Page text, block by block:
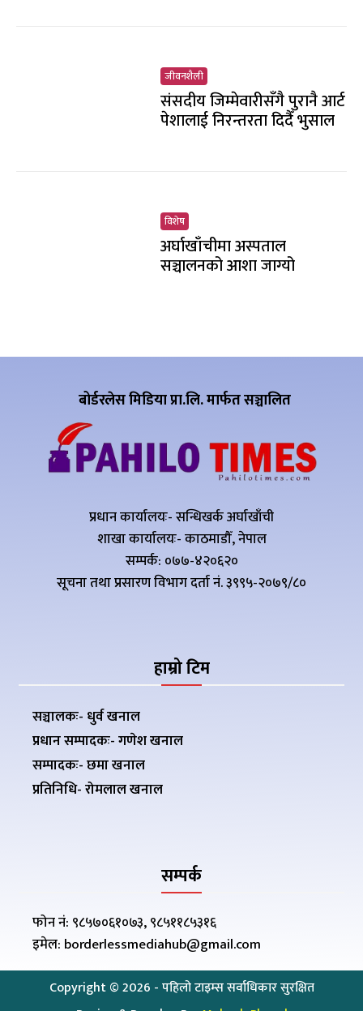
जीवनशैली
संसदीय जिम्मेवारीसँगै पुरानै आर्ट
पेशालाई निरन्तरता दिदैँ भुसाल
विशेष
अर्घाखाँचीमा अस्पताल
सञ्चालनको आशा जाग्यो
बोर्डरलेस मिडिया प्रा.लि. मार्फत सञ्चालित
प्रधान कार्यालयः- सन्धिखर्क अर्घाखाँची
शाखा कार्यालयः- काठमाडौँ, नेपाल
सम्पर्क: ०७७-४२०६२०
सूचना तथा प्रसारण विभाग दर्ता नं. ३९९५-२०७९/८०
हाम्रो टिम
सञ्चालकः- धुर्व खनाल
प्रधान सम्पादकः- गणेश खनाल
सम्पादकः- छमा खनाल
प्रतिनिधि- रोमलाल खनाल
सम्पर्क
फोन नं: ९८५७०६१०७३, ९८५११८५३१६
इमेल: borderlessmediahub@gmail.com
Copyright ©2026 - पहिलो टाइम्स सर्वाधिकार सुरक्षित